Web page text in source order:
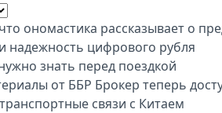
ономастика рассказывает о
надежность цифрового рубля
знать перед поездкой
от ББР Брокер теперь
связи с Китаем